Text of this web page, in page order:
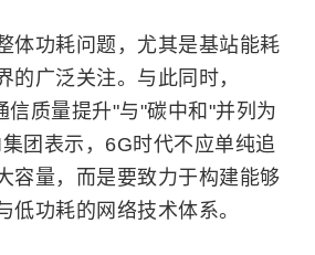
体功耗问题，尤其是基站能耗
的广泛关注。与此同时，
信质量提升"与"碳中和 "并列为
团表示，6G时代不应单纯追
容量，而是要致力于构建能够
低功耗的网络技术体系。